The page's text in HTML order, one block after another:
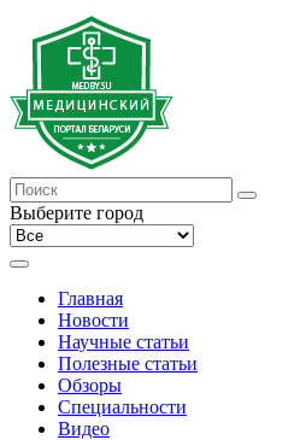
Выберите город
Главная
Новости
Научные статьи
Полезные статьи
Обзоры
Специальности
Видео